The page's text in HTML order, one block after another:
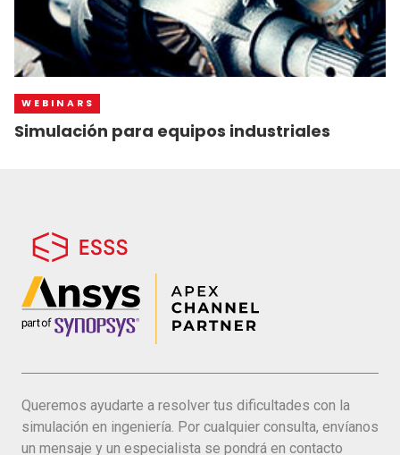
WEBINARS
Simulación para equipos industriales
Queremos ayudarte a resolver tus dificultades con la
simulación en ingeniería. Por cualquier consulta, envíanos
un mensaje y un especialista se pondrá en contacto